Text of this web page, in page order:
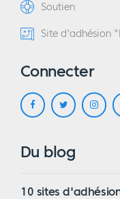
Soutien
Site d'adhésion
Connecter
Du blog
10 sites